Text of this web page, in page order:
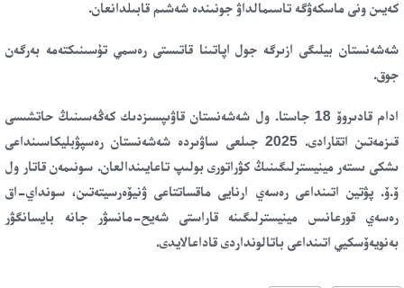
كەيىن ونى ماسكەۋگە تاسىمالداۋ جونىندە شەشىم قابىلدانعان.
شەشەنستان بيلىگى ازىرگە جول اپاتىنا قاتىستى رەسمي تۇسىنىكتەمە بەرگەن
جوق.
ادام قادىروۆ 18 جاستا. ول شەشەنستان قاۋىپسىزدىك كەڭەسىنىڭ حاتشىسى
قىزمەتىن اتقارادى. 2025 جىلعى ساۋىردە شەشەنستان رەسپۋبليكاسىنداعى
ىشكى ىستەر مينيسترلىگىنىڭ كۋراتورى بولىپ تاعايىندالعان. سونىمەن قاتار ول
ۆ.ۆ. پۋتين اتىنداعى رەسەي ارنايى ماقساتتاعى ۋنيۆەرسيتەتىن، سونداي-اق
رەسەي قورعانىس مينيسترلىگىنە قاراستى شەيح-مانسۋر جانە بايسانگۋر
بەنويەۆسكيي اتىنداعى باتالونداردى قاداعالايدى.